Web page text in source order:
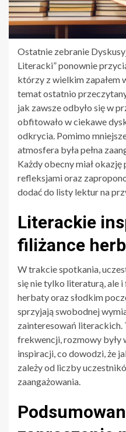
Ostatnie zebranie
Literacki” ponownie
którzy z wielkim zapałem
temat ostatnio
jak zawsze odbyło się w
obfitowało w ciekawe
odkrycia. Pomimo
atmosfera była pełna
Każdy obecny miał
refleksjami oraz
dodać do listy lektur na
Literackie
filiżance
W trakcie spotkania,
się nie tylko literaturą, ale
herbaty oraz słodkim
sprzyjają swobodnej
zainteresowań literackich.
frekwencji, rozmowy były
inspiracji, co dowodzi, że
zależy od liczby
zaangażowania.